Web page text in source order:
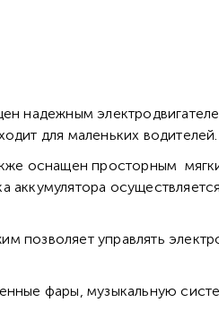
надежным
для маленьких водителей.
оснащен просторным
аккумулятора
позволяет управлять
фары, музыкальную